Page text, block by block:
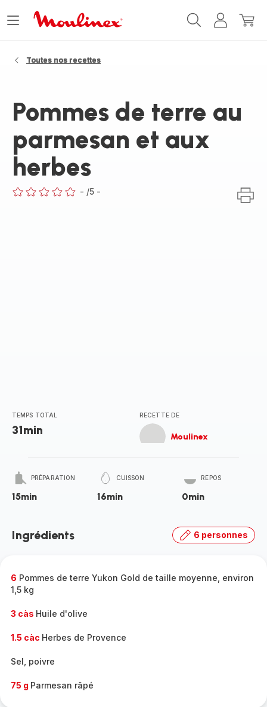
MonMon
Ouvrir
Toutes nos recettes
Pommes de terre au
parmesan et aux
herbes
- /5 -
TEMPS TOTAL
31min
RECETTE DE
Moulinex
PRÉPARATION
15min
CUISSON
16min
REPOS
0min
Ingrédients 6 personnes
6 Pommes de terre Yukon Gold de taille moyenne, environ
1,5 kg
3 càs Huile d'olive
1.5 càc Herbes de Provence
Sel, poivre
75 g Parmesan râpé